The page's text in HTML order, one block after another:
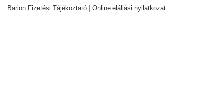
Barion Fizetési Tájékoztató
Online elállási nyilatkozat